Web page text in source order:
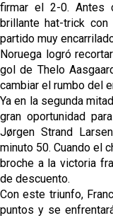
firmar el 2-0. Antes
brillante hat-trick
partido muy
Noruega logró
gol de Thelo
cambiar el rumbo del
Ya en la segunda
gran oportunidad
Jørgen Strand
minuto 50. Cuando el
broche a la victoria
de descuento.
Con este triunfo,
puntos y se